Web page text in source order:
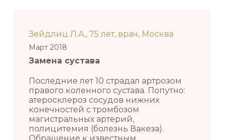
Зейдлиц Л.А., 75 лет, врач, Москва
Март 2018
Замена сустава
Последние лет 10 страдал артрозом
правого коленного сустава. Попутно:
атеросклероз сосудов нижних
конечностей с тромбозом
магистральных артерий,
полицитемия (болезнь Вакеза).